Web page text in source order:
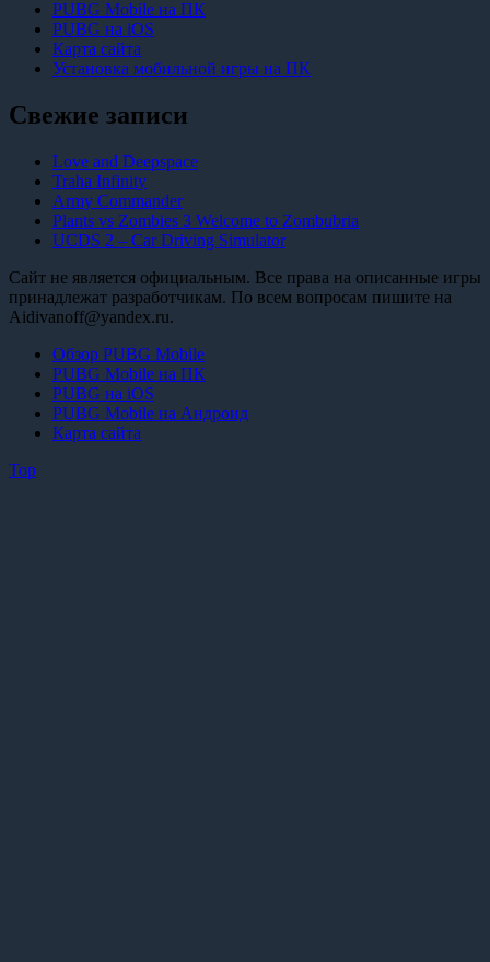
PUBG Mobile на ПК
PUBG на iOS
Карта сайта
Установка мобильной игры на ПК
Свежие записи
Love and Deepspace
Traha Infinity
Army Commander
Plants vs Zombies 3 Welcome to Zombubria
UCDS 2 – Car Driving Simulator
Сайт не является официальным. Все права на описанные игры
принадлежат разработчикам. По всем вопросам пишите на
Aidivanoff@yandex.ru.
Обзор PUBG Mobile
PUBG Mobile на ПК
PUBG на iOS
PUBG Mobile на Андроид
Карта сайта
Top